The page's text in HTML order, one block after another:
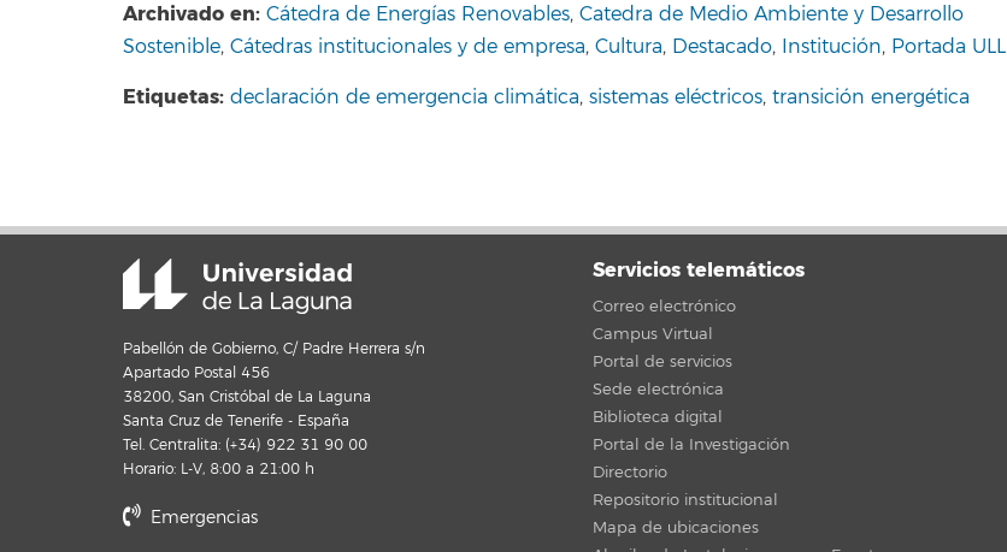
Archivado en: Cátedra de Energías Renovables, Catedra de Medio Ambiente y Desarrollo
Sostenible, Cátedras institucionales y de empresa, Cultura, Destacado, Institución, Portada ULL
Etiquetas: declaración de emergencia climática, sistemas eléctricos, transición energética
Pabellón de Gobierno, C/ Padre Herrera s/n
Apartado Postal 456
38200, San Cristóbal de La Laguna
Santa Cruz de Tenerife - España
Tel. Centralita: (+34) 922 31 90 00
Horario: L-V, 8:00 a 21:00 h
Emergencias
Servicios telemáticos
Correo electrónico
Campus Virtual
Portal de servicios
Sede electrónica
Biblioteca digital
Portal de la Investigación
Directorio
Repositorio institucional
Mapa de ubicaciones